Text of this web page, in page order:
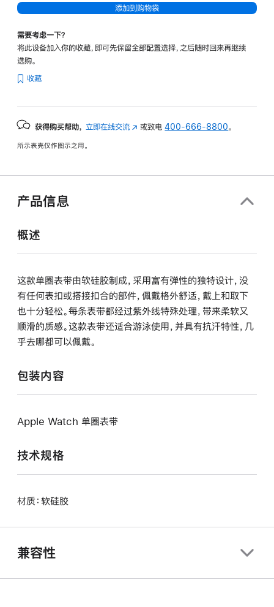
添加到购物袋
需要考虑一下？
将此设备加入你的收藏，即可先保留全部配置选择，之后随时回来再继续
选购。
收藏
获得购买帮助， 立即在线交流 (在
中
或致电400-666-8800 。
所示表壳仅作图示之用。
产品信息
概述
这款单圈表带由软硅胶制成，采用富有弹性的独特设计，没
有任何表扣或搭接扣合的部件，佩戴格外舒适，戴上和取下
也十分轻松。每条表带都经过紫外线特殊处理，带来柔软又
顺滑的质感。这款表带还适合游泳使用，并具有抗汗特性，几
乎去哪都可以佩戴。
包装内容
Apple Watch 单圈表带
技术规格
材质：软硅胶
兼容性